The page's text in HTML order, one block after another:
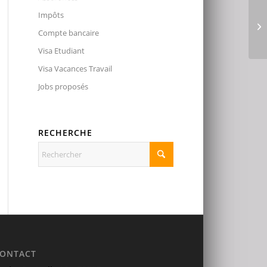
Impôts
Compte bancaire
Visa Etudiant
Visa Vacances Travail
Jobs proposés
RECHERCHE